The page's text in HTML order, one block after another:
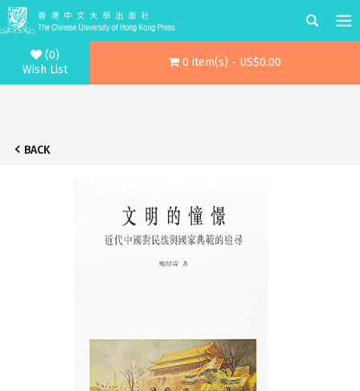
(0)
Wish List
0 item(s) - US$0.00
BACK